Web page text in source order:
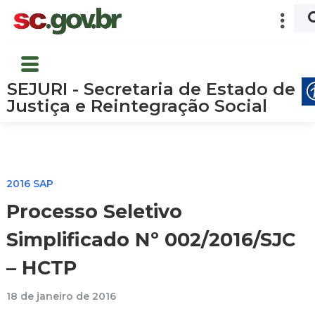
SEJURI - Secretaria de Estado de
Justiça e Reintegração Social
2016 SAP
Processo Seletivo
Simplificado Nº 002/2016/SJC
– HCTP
18 de janeiro de 2016